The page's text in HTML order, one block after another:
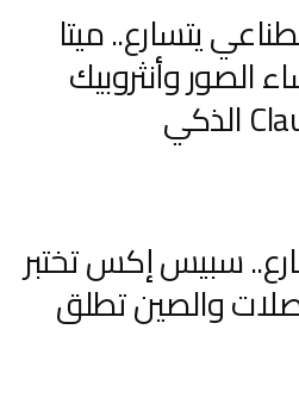
يتسارع.. ميتا
الصور وأنثروبيك
سبيس إكس تختبر
والصين تطلق